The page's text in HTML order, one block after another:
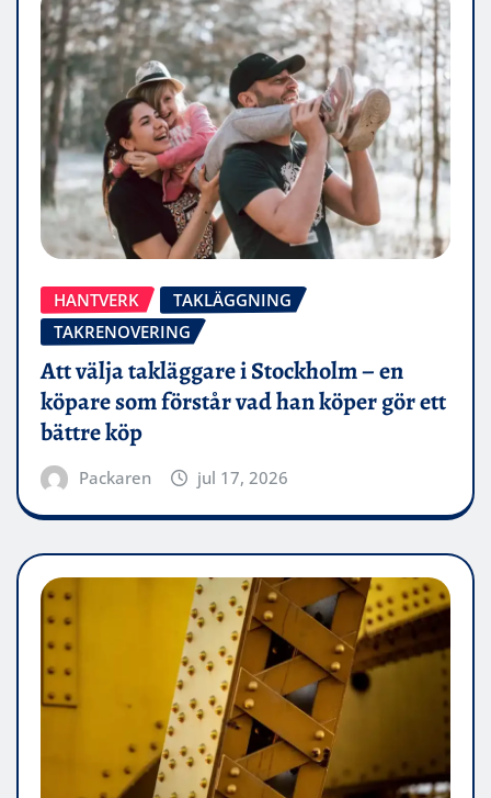
HANTVERK
TAKLÄGGNING
TAKRENOVERING
Att välja takläggare i Stockholm – en
köpare som förstår vad han köper gör ett
bättre köp
Packaren jul 17, 2026